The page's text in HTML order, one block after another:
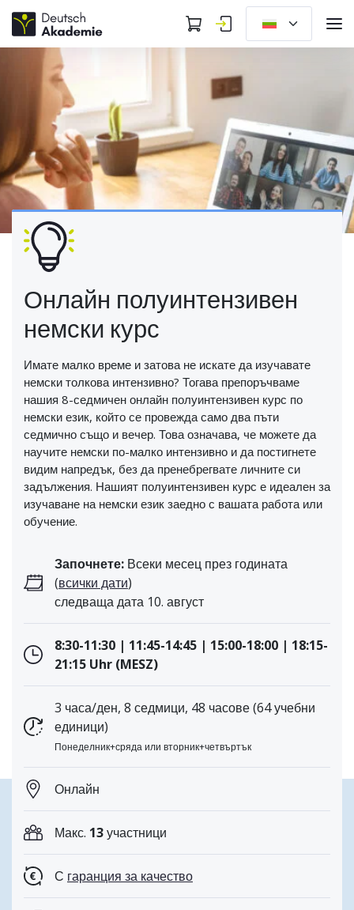
Онлайн полуинтензивен
немски курс
Имате малко време и затова не искате да изучавате
немски толкова интензивно? Тогава препоръчваме
нашия 8-седмичен онлайн полуинтензивен курс по
немски език, който се провежда само два пъти
седмично също и вечер. Това означава, че можете да
научите немски по-малко интензивно и да постигнете
видим напредък, без да пренебрегвате личните си
задължения. Нашият полуинтензивен курс е идеален за
изучаване на немски език заедно с вашата работа или
обучение.
Започнете: Всеки месец през годината
(всички дати)
следваща дата 10. август
8:30-11:30 | 11:45-14:45 | 15:00-18:00 | 18:15-
21:15 Uhr (MESZ)
3 часа/ден, 8 седмици, 48 часове (64 учебни
единици)
Понеделник+сряда или вторник+четвъртък
Онлайн
Макс. 13участници
С гаранция за качество